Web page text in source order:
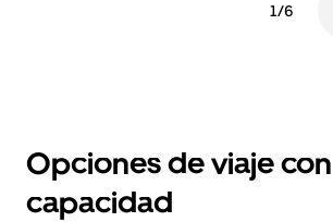
1/6
Opciones de viaje
capacidad